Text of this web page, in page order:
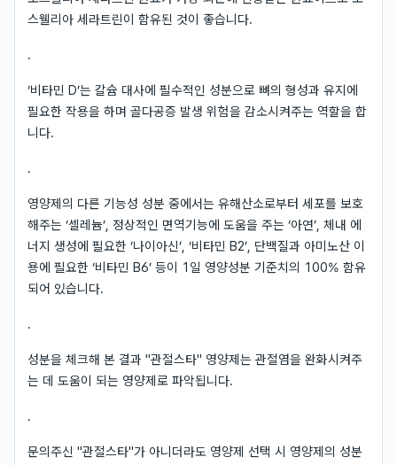
스웰리아 세라트린이 함유된 것이 좋습니다.
.
‘비타민 D’는 칼슘 대사에 필수적인 성분으로 뼈의 형성과 유지에
필요한 작용을 하며 골다공증 발생 위험을 감소시켜주는 역할을 합
니다.
.
영양제의 다른 기능성 성분 중에서는 유해산소로부터 세포를 보호
해주는 ‘셀레늄’, 정상적인 면역기능에 도움을 주는 ‘아연’, 체내 에
너지 생성에 필요한 ‘나이아신’, ‘비타민 B2’, 단백질과 아미노산 이
용에 필요한 ‘비타민 B6’ 등이 1일 영양성분 기준치의 100% 함유
되어 있습니다.
.
성분을 체크해 본 결과 "관절스타" 영양제는 관절염을 완화시켜주
는 데 도움이 되는 영양제로 파악됩니다.
.
문의주신 "관절스타"가 아니더라도 영양제 선택 시 영양제의 성분